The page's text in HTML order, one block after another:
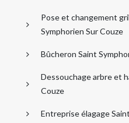
Pose et changement
Symphorien Sur Couze
Bûcheron Saint
Dessouchage arbre et
Couze
Entreprise élagage